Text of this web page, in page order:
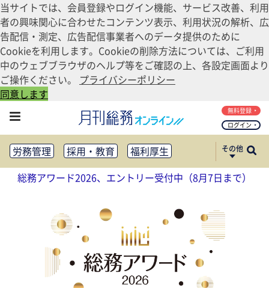
当サイトでは、会員登録やログイン機能、サービス改善、利用
者の興味関心に合わせたコンテンツ表示、利用状況の解析、広
告配信・測定、広告配信事業者へのデータ提供のために
Cookieを利用します。Cookieの削除方法については、ご利用
中のウェブブラウザのヘルプ等をご確認の上、各設定画面より
ご操作ください。 プライバシーポリシー
同意します
ログイン
無料登録
労務管理 採用・教育
福利厚生
健康経営
働き方改革
法務・コンプライアンス
リスクマネジメント・BCP
社外・社内広報
社外・社内コミュニケーション活性化
FM・オフィス移転
CSR・SDGs
テクノロジー活用・DX
助成金・補助金・コスト削減
その他
総務アワード2026、エントリー受付中（8月7日まで）